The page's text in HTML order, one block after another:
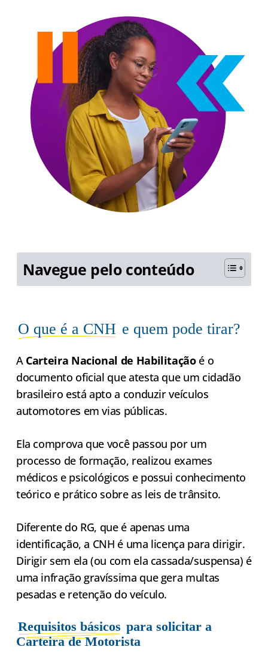
Navegue pelo conteúdo
O que é a CNH e quem pode tirar?
A Carteira Nacional de Habilitaçãoé o
documento oficial que atesta que um cidadão
brasileiro está apto a conduzir veículos
automotores em vias públicas.
Ela comprova que você passou por um
processo de formação, realizou exames
médicos e psicológicos e possui conhecimento
teórico e prático sobre as leis de trânsito.
Diferente do RG, que é apenas uma
identificação, a CNH é uma licença para dirigir.
Dirigir sem ela (ou com ela cassada/suspensa) é
uma infração gravíssima que gera multas
pesadas e retenção do veículo.
Requisitos básicos para solicitar a
Carteira de Motorista